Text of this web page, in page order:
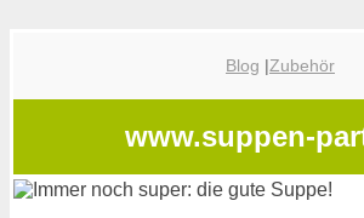
Blog |Zubehör
www.suppen-